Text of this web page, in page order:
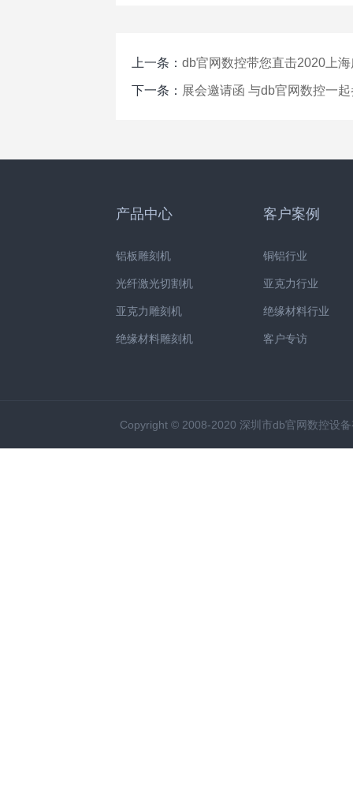
上一条： db官网数控带您直击2020上
下一条： 展会邀请函 与db官网数控一
产品中心
铝板雕刻机
光纤激光切割机
亚克力雕刻机
绝缘材料雕刻机
客户案例
铜铝行业
亚克力行业
绝缘材料行业
客户专访
Copyright © 2008-2020 深圳市db官网数控设